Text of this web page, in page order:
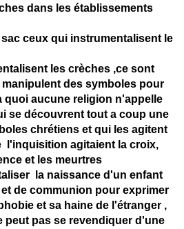
dans les établissements
ceux qui instrumentalisent le
les crèches ,ce sont
des symboles pour
quoi aucune religion n'appelle
se découvrent tout a coup une
chrétiens et qui les agitent
l'inquisition agitaient la croix,
et les meurtres
la naissance d'un enfant
de communion pour exprimer
et sa haine de l'étranger ,
peut pas se revendiquer d'une